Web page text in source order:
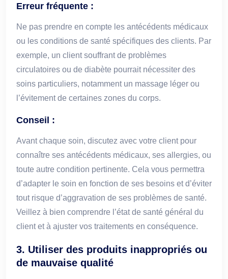
Erreur fréquente :
Ne pas prendre en compte les antécédents médicaux
ou les conditions de santé spécifiques des clients. Par
exemple, un client souffrant de problèmes
circulatoires ou de diabète pourrait nécessiter des
soins particuliers, notamment un massage léger ou
l’évitement de certaines zones du corps.
Conseil :
Avant chaque soin, discutez avec votre client pour
connaître ses antécédents médicaux, ses allergies, ou
toute autre condition pertinente. Cela vous permettra
d’adapter le soin en fonction de ses besoins et d’éviter
tout risque d’aggravation de ses problèmes de santé.
Veillez à bien comprendre l’état de santé général du
client et à ajuster vos traitements en conséquence.
3. Utiliser des produits inappropriés ou
de mauvaise qualité